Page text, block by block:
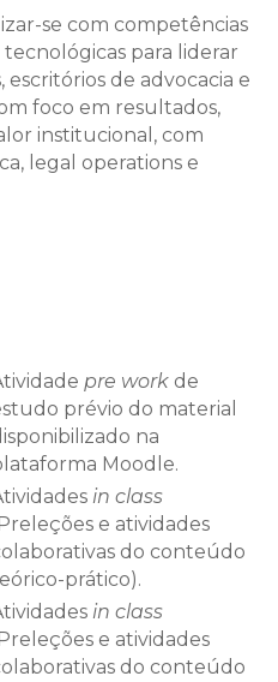
se com competências
tecnológicas para liderar
de advocacia e
foco em resultados,
institucional, com
legal operations e
pre work de
prévio do material
na
Moodle.
in class
e atividades
do conteúdo
prático).
in class
e atividades
do conteúdo